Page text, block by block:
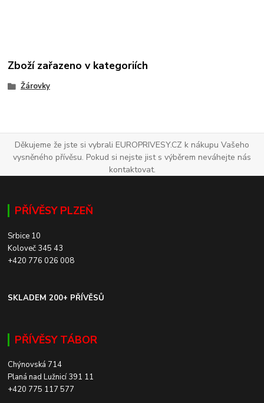
Zboží zařazeno v kategoriích
Žárovky
Děkujeme že jste si vybrali EUROPRIVESY.CZ k nákupu Vašeho
vysněného přívěsu. Pokud si nejste jist s výběrem neváhejte nás
kontaktovat.
PŘÍVĚSY PLZEŇ
Srbice 10
Koloveč 345 43
+420 776 026 008
SKLADEM 200+ PŘÍVĚSŮ
PŘÍVĚSY TÁBOR
Chýnovská 714
Planá nad Lužnicí 391 11
+420 775 117 577